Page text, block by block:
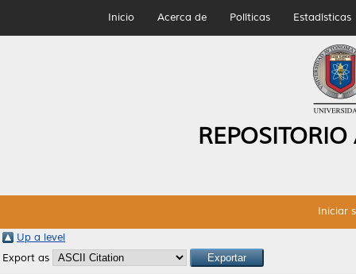
Inicio Acerca de Políticas Estadísticas
Iniciar
Up a level
Export as